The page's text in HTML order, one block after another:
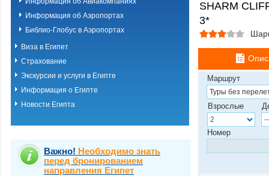
Информация об Аэропортах
Библио-Глобус в Аэропортах
Виза в Египет
Страхование
Экскурсии и услуги в Египте
Информация о Египте
Новости Египта
Важно! Необходимо знать
перед бронированием
направления Египет
Сафага
Сома бэй
Таба
Хургада
Шарм-эль-шейх
Эль Кусейр
Эль гуна
Эль-Аламейн
SHARM
3*
Маршрут
Взрослые
Номер